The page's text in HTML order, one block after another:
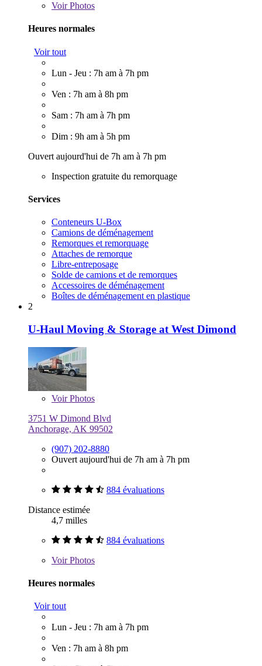
VoirPhotos
Heures normales
Voir tout
Lun - Jeu : 7h am à 7h pm
Ven : 7h am à 8h pm
Sam : 7h am à 7h pm
Dim : 9h am à 5h pm
Ouvert aujourd'hui de 7h am à 7h pm
Inspection gratuite du remorquage
Services
Conteneurs U-Box
Camions de déménagement
Remorques et remorquage
Attaches de remorque
Libre-entreposage
Solde de camions et de remorques
Accessoires de déménagement
Boîtes de déménagement en plastique
2
U-Haul Moving & Storage at West Dimond
VoirPhotos
3751 W Dimond Blvd
Anchorage, AK 99502
(907) 202-8880
Ouvert aujourd'hui de 7h am à 7h pm
884 évaluations
Distance estimée
4,7 milles
884 évaluations
VoirPhotos
Heures normales
Voir tout
Lun - Jeu : 7h am à 7h pm
Ven : 7h am à 8h pm